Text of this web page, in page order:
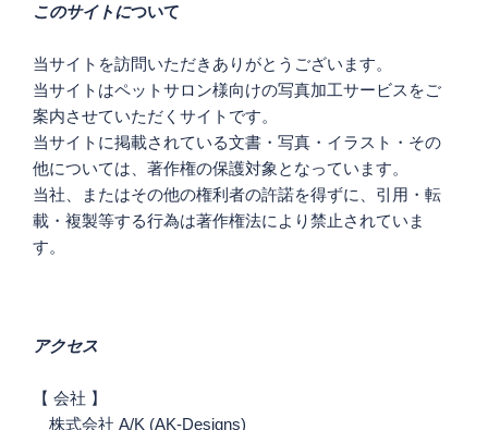
ョ
ン
このサイトについて
当サイトを訪問いただきありがとうございます。
当サイトはペットサロン様向けの写真加工サービスをご
案内させていただくサイトです。
当サイトに掲載されている文書・写真・イラスト・その
他については、著作権の保護対象となっています。
当社、またはその他の権利者の許諾を得ずに、引用・転
載・複製等する行為は著作権法により禁止されていま
す。
アクセス
【 会社 】
株式会社 A/K (AK-Designs)